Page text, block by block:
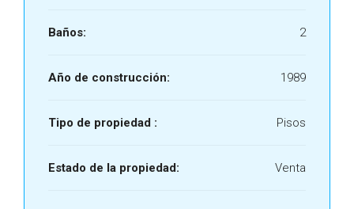
Baños: 2
Año de construcción: 1989
Tipo de propiedad : Pisos
Estado de la propiedad: Venta